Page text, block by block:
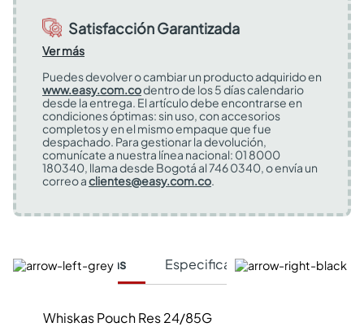
Satisfacción Garantizada
Ver más
Puedes devolver o cambiar un producto adquirido en
www.easy.com.codentro de los 5 días calendario
desde la entrega. El artículo debe encontrarse en
condiciones óptimas: sin uso, con accesorios
completos y en el mismo empaque que fue
despachado. Para gestionar la devolución,
comunícate a nuestra línea nacional: 01 8000
180340, llama desde Bogotá al 746 0340, o envía un
correo aclientes@easy.com.co.
Características Especificaciones Técnicas
Whiskas Pouch Res 24/85G